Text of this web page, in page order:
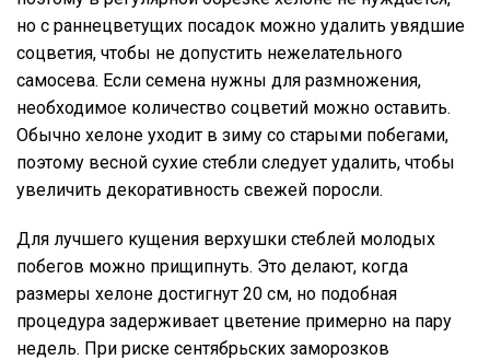
но с раннецветущих посадок можно удалить увядшие
соцветия, чтобы не допустить нежелательного
самосева. Если семена нужны для размножения,
необходимое количество соцветий можно оставить.
Обычно хелоне уходит в зиму со старыми побегами,
поэтому весной сухие стебли следует удалить, чтобы
увеличить декоративность свежей поросли.
Для лучшего кущения верхушки стеблей молодых
побегов можно прищипнуть. Это делают, когда
размеры хелоне достигнут 20 см, но подобная
процедура задерживает цветение примерно на пару
недель. При риске сентябрьских заморозков